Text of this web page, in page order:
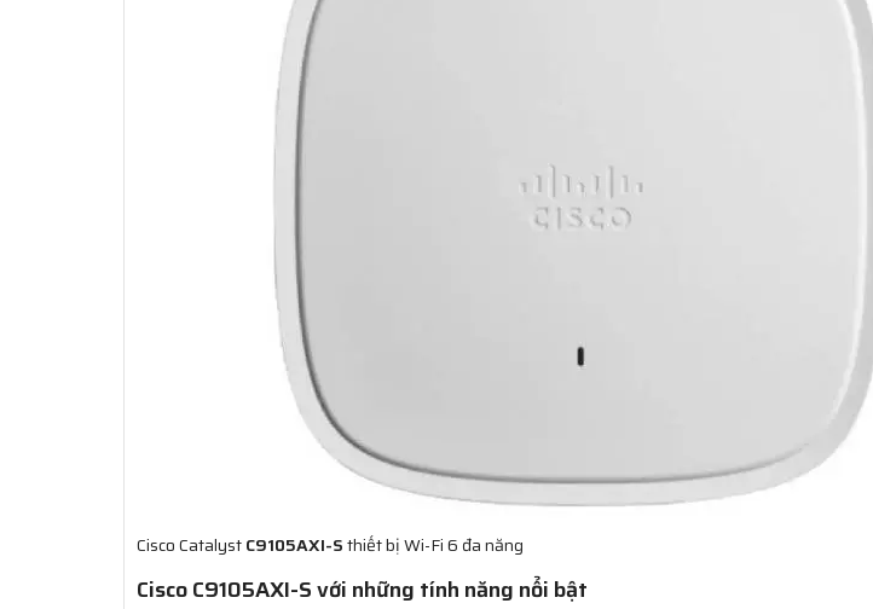
Cisco CatalystC9105AXI-Sthiết bị Wi-Fi 6 đa năng
Cisco C9105AXI-S với những tính năng nổi bật